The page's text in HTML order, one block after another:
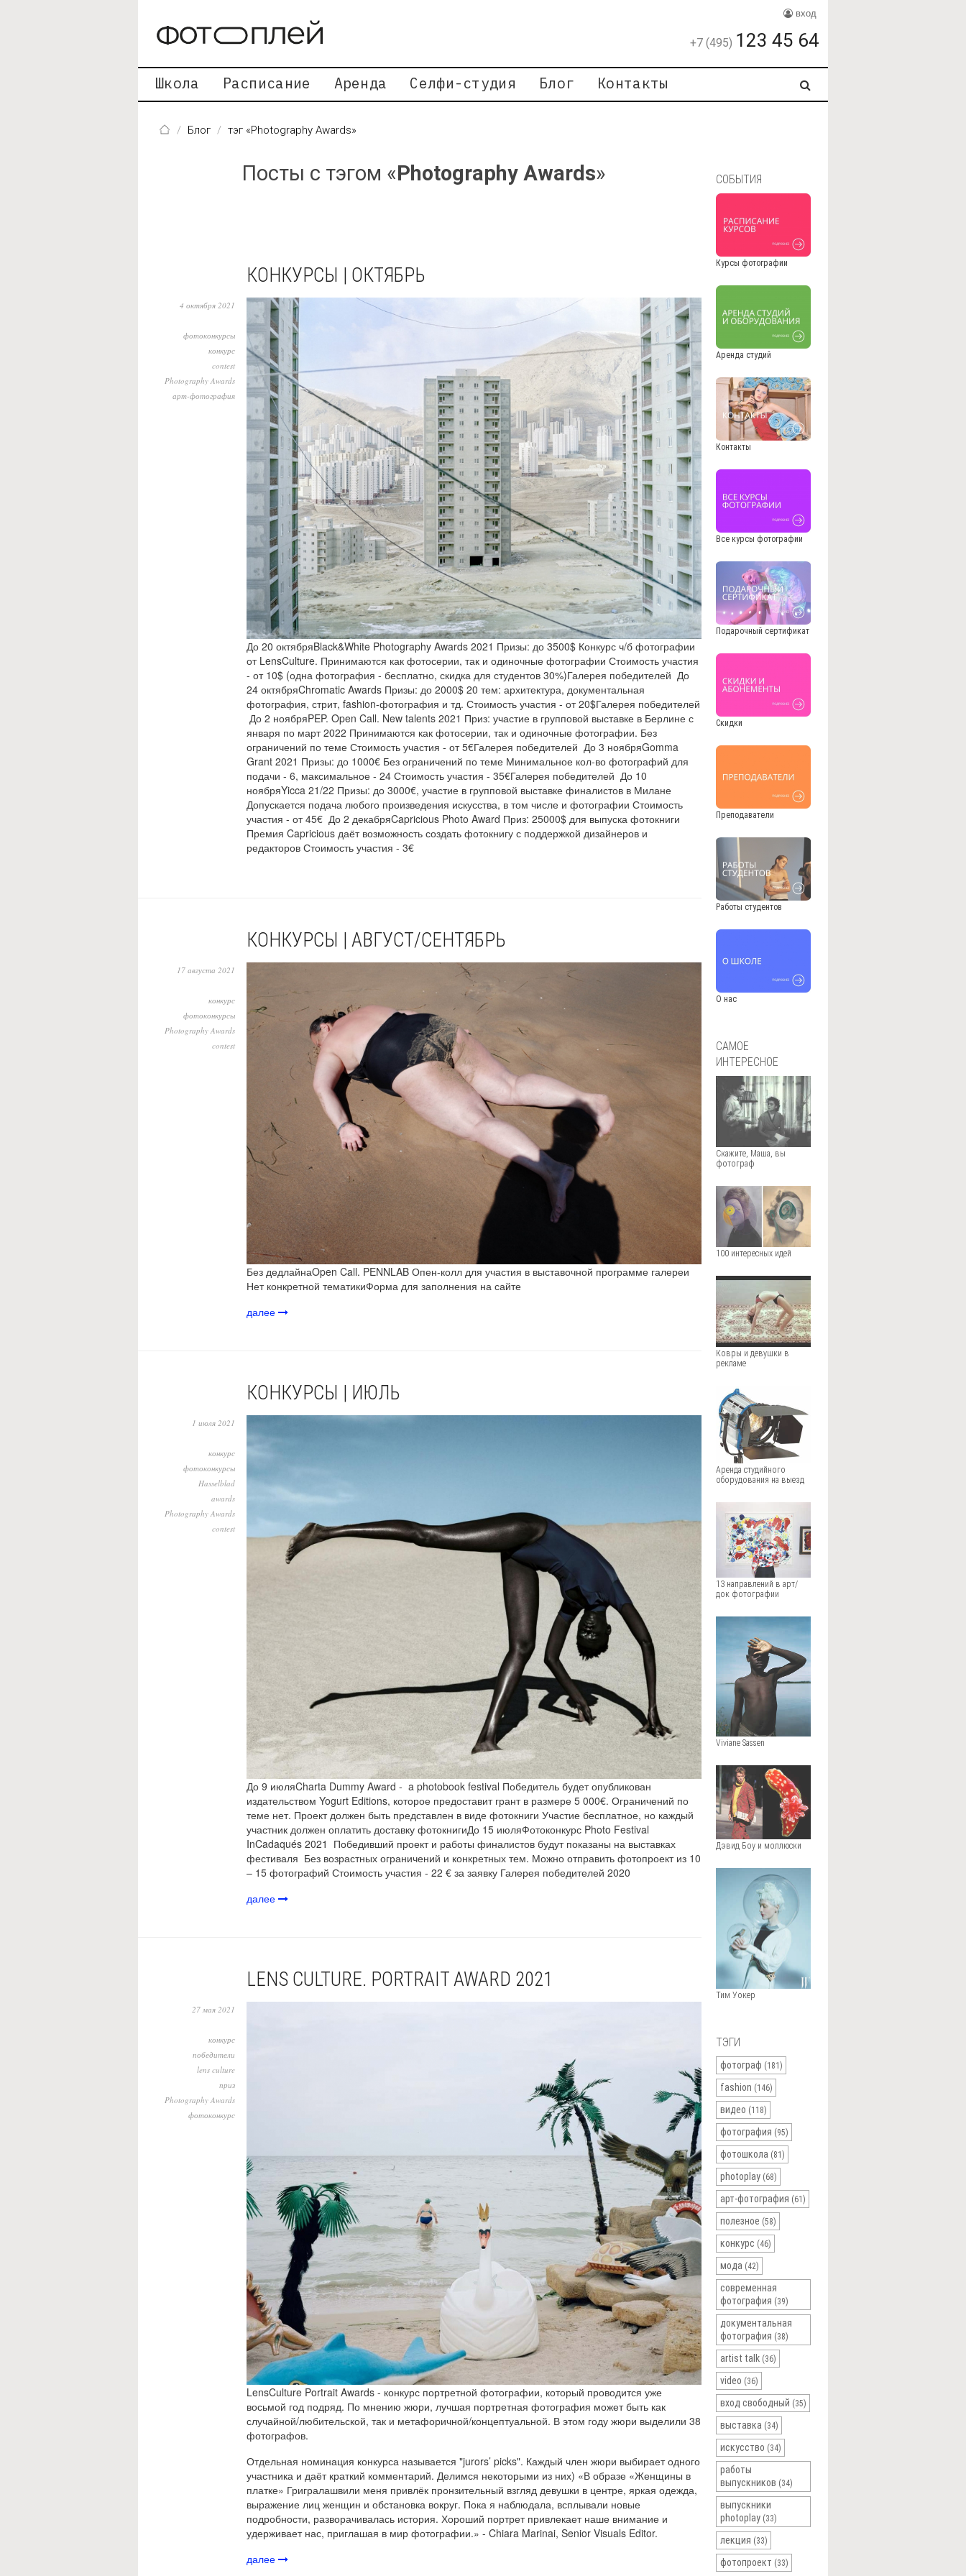
вход
+7 (495) 123 45 64
Школа Расписание Аренда Селфи-студия Блог Контакты
Блог тэг «Photography Awards»
Посты с тэгом «Photography Awards»
КОНКУРСЫ | ОКТЯБРЬ
4 октября 2021
фотоконкурсы
конкурс
contest
Photography Awards
арт-фотография
До 20 октябряBlack&White Photography Awards 2021 Призы: до 3500$ Конкурс ч/б фотографии
от LensCulture. Принимаются как фотосерии, так и одиночные фотографии Стоимость участия
- от 10$ (одна фотография - бесплатно, скидка для студентов 30%)Галерея победителей До
24 октябряChromatic Awards Призы: до 2000$ 20 тем: архитектура, документальная
фотография, стрит, fashion-фотография и тд. Стоимость участия - от 20$Галерея победителей
До 2 ноябряPEP. Open Call. New talents 2021 Приз: участие в групповой выставке в Берлине с
января по март 2022 Принимаются как фотосерии, так и одиночные фотографии. Без
ограничений по теме Стоимость участия - от 5€Галерея победителей До 3 ноябряGomma
Grant 2021 Призы: до 1000€ Без ограничений по теме Минимальное кол-во фотографий для
подачи - 6, максимальное - 24 Стоимость участия - 35€Галерея победителей До 10
ноябряYicca 21/22 Призы: до 3000€, участие в групповой выставке финалистов в Милане
Допускается подача любого произведения искусства, в том числе и фотографии Стоимость
участия - от 45€ До 2 декабряCapricious Photo Award Приз: 25000$ для выпуска фотокниги
Премия Capricious даёт возможность создать фотокнигу с поддержкой дизайнеров и
редакторов Стоимость участия - 3€
КОНКУРСЫ | АВГУСТ/СЕНТЯБРЬ
17 августа 2021
конкурс
фотоконкурсы
Photography Awards
contest
Без дедлайнаOpen Call. PENNLAB Опен-колл для участия в выставочной программе галереи
Нет конкретной тематикиФорма для заполнения на сайте
далее
КОНКУРСЫ | ИЮЛЬ
1 июля 2021
конкурс
фотоконкурсы
Hasselblad
awards
Photography Awards
contest
До 9 июляCharta Dummy Award - a photobook festival Победитель будет опубликован
издательством Yogurt Editions, которое предоставит грант в размере 5 000€. Ограничений по
теме нет. Проект должен быть представлен в виде фотокниги Участие бесплатное, но каждый
участник должен оплатить доставку фотокнигиДо 15 июляФотоконкурс Photo Festival
InCadaqués 2021 Победивший проект и работы финалистов будут показаны на выставках
фестиваля Без возрастных ограничений и конкретных тем. Можно отправить фотопроект из 10
– 15 фотографий Стоимость участия - 22 € за заявку Галерея победителей 2020
далее
LENS CULTURE. PORTRAIT AWARD 2021
27 мая 2021
конкурс
победители
lens culture
приз
Photography Awards
фотоконкурс
LensCulture Portrait Awards - конкурс портретной фотографии, который проводится уже
восьмой год подряд. По мнению жюри, лучшая портретная фотография может быть как
случайной/любительской, так и метафоричной/концептуальной. В этом году жюри выделили 38
фотографов.
Отдельная номинация конкурса называется "jurors’ picks". Каждый член жюри выбирает одного
участника и даёт краткий комментарий. Делимся некоторыми из них) «В образе «Женщины в
платке» Григралашвили меня привлёк пронзительный взгляд девушки в центре, яркая одежда,
выражение лиц женщин и обстановка вокруг. Пока я наблюдала, всплывали новые
подробности, разворачивалась история. Хороший портрет привлекает наше внимание и
удерживает нас, приглашая в мир фотографии.» - Chiara Marinai, Senior Visuals Editor.
далее
СОБЫТИЯ
Курсы фотографии
Аренда студий
Контакты
Все курсы фотографии
Подарочный сертификат
Скидки
Преподаватели
Работы студентов
О нас
САМОЕ
ИНТЕРЕСНОЕ
Скажите, Маша, вы
фотограф
100 интересных идей
Ковры и девушки в
рекламе
Аренда студийного
оборудования на выезд
13 направлений в арт/
док фотографии
Viviane Sassen
Дэвид Боу и моллюски
Тим Уокер
ТЭГИ
фотограф (181)
fashion (146)
видео (118)
фотография (95)
фотошкола (81)
photoplay (68)
арт-фотография (61)
полезное (58)
конкурс (46)
мода (42)
современная
фотография (39)
документальная
фотография (38)
artist talk (36)
video (36)
вход свободный (35)
выставка (34)
искусство (34)
работы
выпускников (34)
выпускники
photoplay (33)
лекция (33)
фотопроект (33)